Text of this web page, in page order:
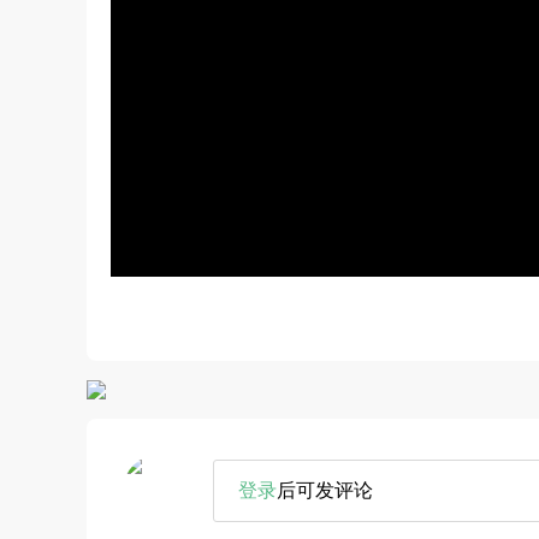
登录后可发评论